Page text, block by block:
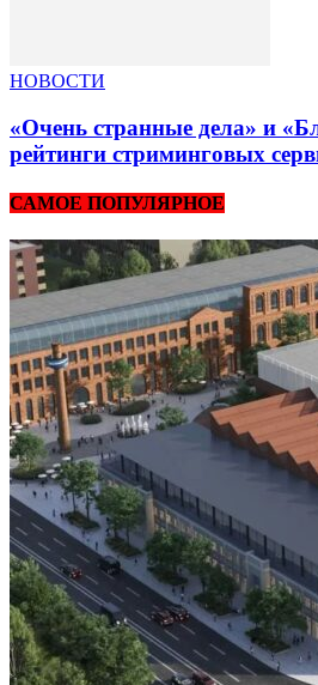
НОВОСТИ
«Очень странные дела» и
рейтинги стриминговых
САМОЕ ПОПУЛЯРНОЕ